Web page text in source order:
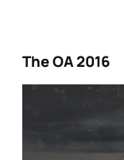
The OA 2016